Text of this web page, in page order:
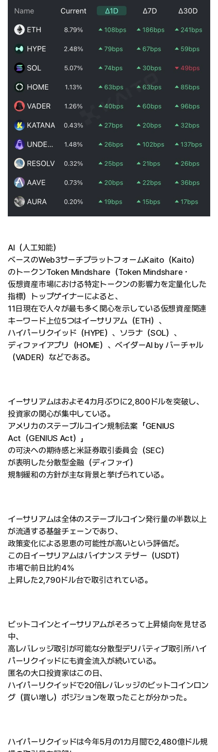
AI（人工知能）
ベースのWeb3サーチプラットフォームKaito（Kaito）
のトークンToken Mindshare（Token Mindshare・
仮想資産市場における特定トークンの影響力を定量化した
指標）トップゲイナーによると、
11日現在で人々が最も多く関心を示している仮想資産関連
キーワード上位5つはイーサリアム（ETH）、
ハイパーリクイッド（HYPE）、ソラナ（SOL）、
ディファイアプリ（HOME）、ベイダーAI by バーチャル
（VADER）などである。
イーサリアムはおよそ4カ月ぶりに2,800ドルを突破し、
投資家の関心が集中している。
アメリカのステーブルコイン規制法案「GENIUS
Act（GENIUS Act）」
の可決への期待感と米証券取引委員会（SEC）
が表明した分散型金融（ディファイ）
規制緩和の方針が主な背景と挙げられている。
イーサリアムは全体のステーブルコイン発行量の半数以上
が流通する基盤チェーンであり、
政策変化による恩恵の可能性が高いという評価だ。
この日イーサリアムはバイナンス テザー（USDT）
市場で前日比約4％
上昇した2,790ドル台で取引されている。
ビットコインとイーサリアムがそろって上昇傾向を見せる
中、
高レバレッジ取引が可能な分散型デリバティブ取引所ハイ
パーリクイッドにも資金流入が続いている。
匿名の大口投資家はこの日、
ハイパーリクイッドで20倍レバレッジのビットコインロン
グ（買い増し）ポジションを取ったことが分かった。
ハイパーリクイッドは今年5月の1カ月間で2,480億ドル規